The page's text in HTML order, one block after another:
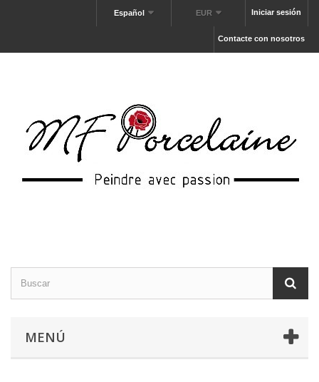
Iniciar sesión
EUR
Español
Contacte con nosotros
MENÚ